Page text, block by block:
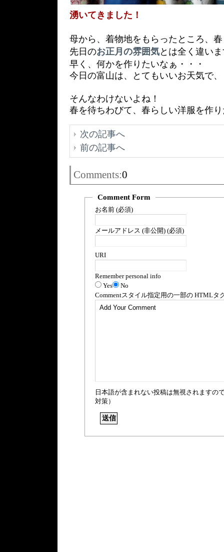
湧いてきました！
母から、着物地をもらったところ、
先日のお正月の雰囲気とは全く違い
早く、何かを作りたいなぁ・・・
今日の富山は、とてもいいお天気で
そんなわけないよね！
春を待ちわびて、春らしい洋服を作
次の記事へ
前の記事へ
Comments:0
Comment Form
お名前 (必須)
メールアドレス (非公開) (必須)
URI
Remember personal info
Yes
No
Commentスタイル指定用の一部の HTMLタ
日本語が含まれない投稿は無視されますの
対策）